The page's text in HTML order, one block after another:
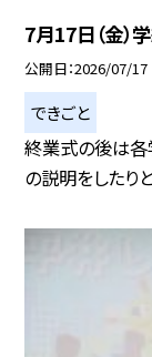
7月17日（金）
公開日 2026/07/17
できごと
終業式の後は各
の説明をしたり